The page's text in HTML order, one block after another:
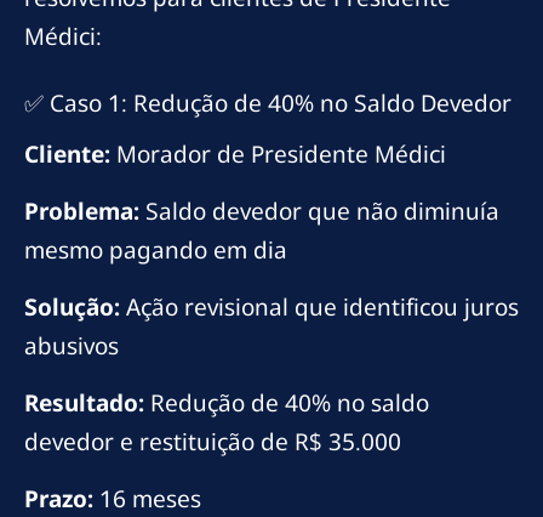
Médici:
✅ Caso 1: Redução de 40% no Saldo Devedor
Cliente: Morador de Presidente Médici
Problema: Saldo devedor que não diminuía
mesmo pagando em dia
Solução:Ação revisional que identificou juros
abusivos
Resultado: Redução de 40% no saldo
devedor e restituição de R$ 35.000
Prazo: 16 meses